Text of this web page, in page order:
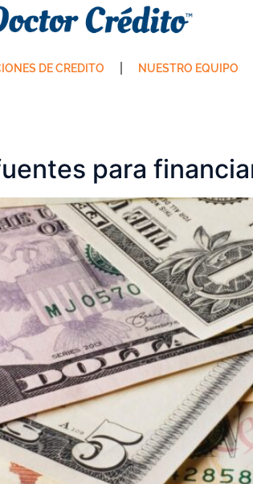
DE CREDITO NUESTRO EQUIPO
para